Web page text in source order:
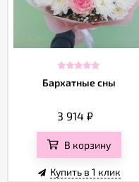
Бархатные сны
3 914 ₽
В корзину
Купить в 1 клик